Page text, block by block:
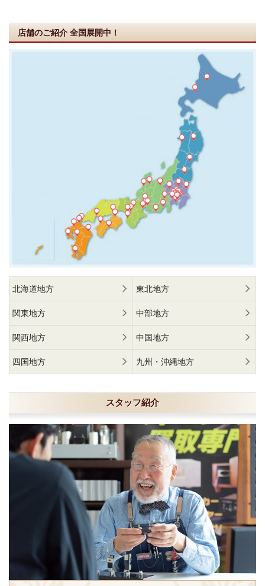
店舗のご紹介 全国展開中！
北海道地方 東北地方
関東地方 中部地方
関西地方 中国地方
四国地方 九州・沖縄地方
スタッフ紹介